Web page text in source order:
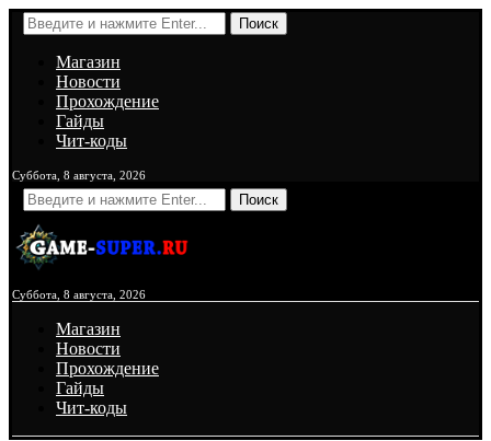
Поиск
Магазин
Новости
Прохождение
Гайды
Чит-коды
Суббота, 8 августа, 2026
Поиск
Суббота, 8 августа, 2026
Магазин
Новости
Прохождение
Гайды
Чит-коды